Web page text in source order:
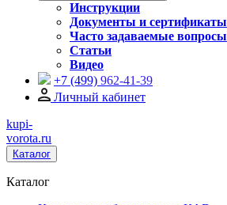
Инструкции
Документы и сертификаты
Часто задаваемые вопросы
Статьи
Видео
+7 (499) 962-41-39
Личный кабинет
kupi-
vorota.ru
Каталог
Каталог